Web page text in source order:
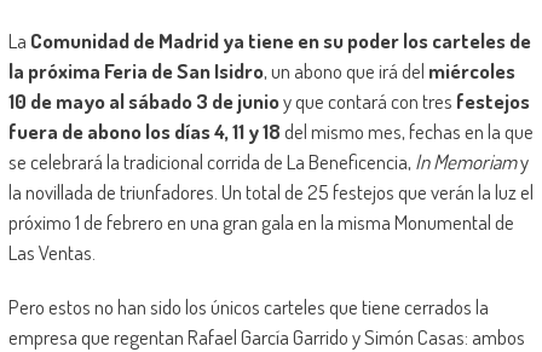
La Comunidad de Madrid ya tiene en su poder los carteles de
la próxima Feria de San Isidro, un abono que irá del miércoles
10 de mayo al sábado 3 de junioy que contará con tres festejos
fuera de abono los días 4, 11 y 18del mismo mes, fechas en la que
se celebrará la tradicional corrida de La Beneficencia, In Memoriamy
la novillada de triunfadores. Un total de 25 festejos que verán la luz el
próximo 1 de febrero en una gran gala en la misma Monumental de
Las Ventas.
Pero estos no han sido los únicos carteles que tiene cerrados la
empresa que regentan Rafael García Garrido y Simón Casas: ambos